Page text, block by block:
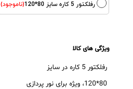
رفلکتور 5 کاره سایز 80*120 (ناموجود)
ویژگی های کالا
رفلکتور 5 کاره در سایز
80*120، ویژه برای نور پردازی